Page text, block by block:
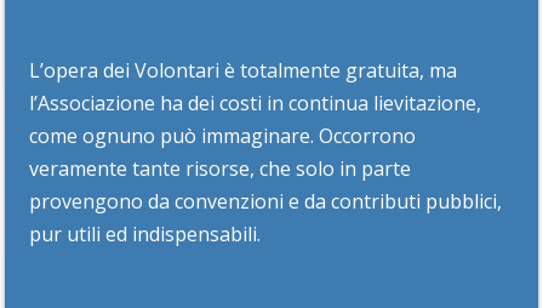
L’opera dei Volontari è totalmente gratuita, ma
l’Associazione ha dei costi in continua lievitazione,
come ognuno può immaginare. Occorrono
veramente tante risorse, che solo in parte
provengono da convenzioni e da contributi pubblici,
pur utili ed indispensabili.